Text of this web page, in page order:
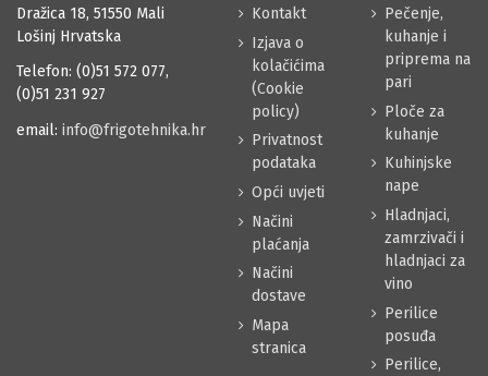
Dražica 18, 51550 Mali
Lošinj Hrvatska
Telefon: (0)51 572 077,
(0)51 231 927
email: info@frigotehnika.hr
Kontakt
Izjava o
kolačićima
(Cookie
policy)
Privatnost
podataka
Opći uvjeti
Načini
plaćanja
Načini
dostave
Mapa
stranica
Pečenje,
kuhanje i
priprema na
pari
Ploče za
kuhanje
Kuhinjske
nape
Hladnjaci,
zamrzivači i
hladnjaci za
vino
Perilice
posuđa
Perilice,